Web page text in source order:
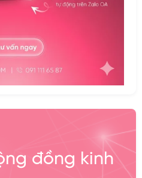
đồng kinh